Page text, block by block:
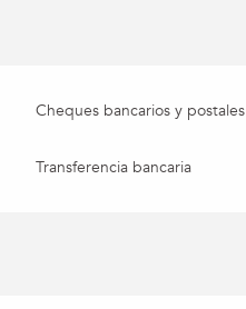
Cheques bancarios y postales
Transferencia bancaria